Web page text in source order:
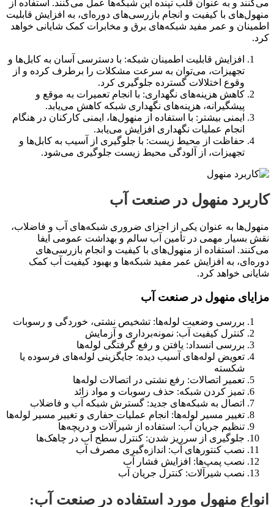
می‌کنند و به عنوان قلب تپنده این شبکه‌ها عمل می‌کنند. استفاده از
منهول‌های با کیفیت و انجام بازرسی‌های دوره‌ای، به افزایش قابلیت
اطمینان و عمر مفید شبکه‌های برق و مخابرات کمک شایانی خواهد
کرد.
افزایش قابلیت اطمینان شبکه: با دسترسی آسان به کابل‌ها و
تجهیزات، می‌توان به سرعت مشکلات را برطرف کرده و از
وقوع اختلالات گسترده جلوگیری کرد.
کاهش هزینه‌های نگهداری: با انجام تعمیرات به موقع و
پیشگیرانه، هزینه‌های نگهداری شبکه کاهش می‌یابد.
ایمنی بیشتر: با استفاده از منهول‌ها، ایمنی کارکنان در هنگام
انجام عملیات نگهداری افزایش می‌یابد.
حفاظت از محیط زیست: با جلوگیری از آسیب به کابل‌ها و
تجهیزات، از آلودگی محیط زیست جلوگیری می‌شود.
کاربرد منهول در صنعت آب
منهول‌ها به عنوان یکی از اجزای ضروری شبکه‌های آب و فاضلاب،
نقش بسیار مهمی در تأمین آب سالم و بهداشت عمومی ایفا
می‌کنند. استفاده از منهول‌های با کیفیت و انجام بازرسی‌های
دوره‌ای، به افزایش عمر مفید شبکه‌ها و بهبود کیفیت آب کمک
شایانی خواهد کرد.
مزایای منهول در صنعت آب
بررسی وضعیت لوله‌ها: تشخیص نشتی، خوردگی و رسوبات
کنترل کیفیت آب: نمونه‌برداری و آزمایش
بررسی انسداد: یافتن و رفع گرفتگی لوله‌ها
تعویض لوله‌های آسیب دیده: جایگزینی لوله‌های فرسوده یا
شکسته
تعمیر اتصالات: رفع نشتی در اتصالات لوله‌ها
تمیز کردن شبکه: حذف رسوبات و مواد زائد
اتصال به شبکه‌های جدید: گسترش شبکه آب و فاضلاب
تغییر مسیر لوله‌ها: انجام عملیات حفاری و تغییر مسیر لوله‌ها
تنظیم جریان آب: استفاده از شیرآلات و دریچه‌ها
جلوگیری از سرریز شدن: کنترل سطح آب در چاهک‌ها
نصب کنتورهای آب: اندازه‌گیری مصرف آب
نصب پمپ‌ها: افزایش فشار آب
نصب شیرآلات: کنترل جریان آب
انواع منهول مورد استفاده در صنعت آب: